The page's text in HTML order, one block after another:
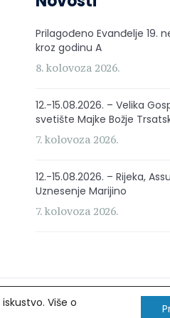
Prilagođeno Evanđelje 19.
kroz godinu A
8. kolovoza 2026.
12.-15.08.2026. – Velika
svetište Majke Božje
7. kolovoza 2026.
12.-15.08.2026. – Rijeka,
Uznesenje Marijino
7. kolovoza 2026.
Više o